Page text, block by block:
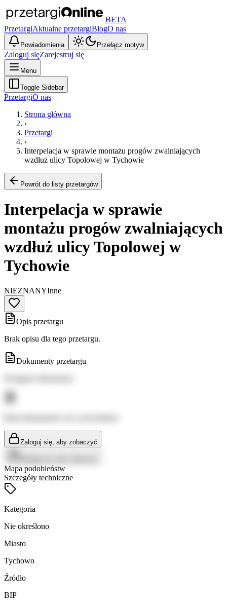
BETA
PrzetargiAktualne przetargiBlogO nas
Powiadomienia Przełącz motyw
Zaloguj sięZarejestruj się
Menu
Toggle Sidebar
PrzetargiO nas
Strona główna
›
Przetargi
›
Interpelacja w sprawie montażu progów zwalniających
wzdłuż ulicy Topolowej w Tychowie
Powrót do listy przetargów
Interpelacja w sprawie
montażu progów zwalniających
wzdłuż ulicy Topolowej w
Tychowie
NIEZNANYInne
Opis przetargu
Brak opisu dla tego przetargu.
Dokumenty przetargu
Zaloguj się, aby zobaczyć
Mapa podobieństw
Szczegóły techniczne
Kategoria
Nie określono
Miasto
Tychowo
Źródło
BIP